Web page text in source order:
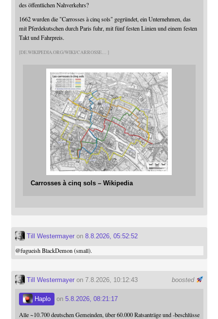
des öffentlichen Nahverkehrs?
1662 wurden die "Carrosses à cinq sols" gegründet, ein Unternehmen, das
mit Pferdekutschen durch Paris fuhr, mit fünf festen Linien und einem festen
Takt und Fahrpreis.
DE.WIKIPEDIA.ORG/WIKI/CARROSSE
Carrosses à cinq sols – Wikipedia
Till Westermayeron 8.8.2026, 05:52:52
@fugueishBlackDemon (small).
boosted
Till Westermayeron 7.8.2026, 10:12:43
Haplo on 5.8.2026, 08:21:17
Alle ~10.700 deutschen Gemeinden, über 60.000 Ratsanträge und -beschlüsse